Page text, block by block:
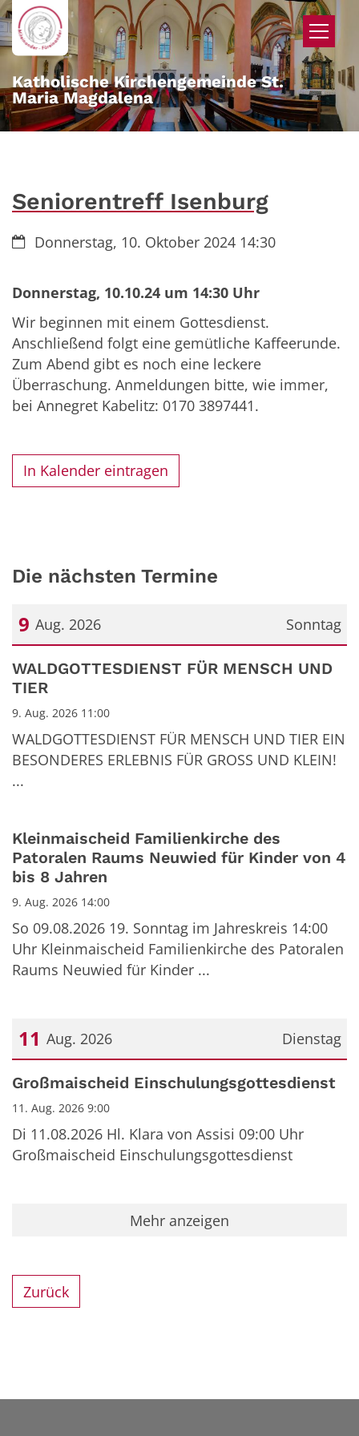
Zum Inhalt springen
Katholische Kirchengemeinde St.
Maria Magdalena
Seniorentreff Isenburg
Datum:Donnerstag, 10. Oktober 2024 14:30
Donnerstag, 10.10.24 um 14:30 Uhr
Wir beginnen mit einem Gottesdienst.
Anschließend folgt eine gemütliche Kaffeerunde.
Zum Abend gibt es noch eine leckere
Überraschung. Anmeldungen bitte, wie immer,
bei Annegret Kabelitz: 0170 3897441.
In Kalender eintragen
Die nächsten Termine
Sonntag
9 Aug. 2026
Datum: 9. August 2026
WALDGOTTESDIENST FÜR MENSCH UND
TIER
9. Aug. 2026 11:00
WALDGOTTESDIENST FÜR MENSCH UND TIER EIN
BESONDERES ERLEBNIS FÜR GROSS UND KLEIN!
...
Kleinmaischeid Familienkirche des
Patoralen Raums Neuwied für Kinder von 4
bis 8 Jahren
9. Aug. 2026 14:00
So 09.08.2026 19. Sonntag im Jahreskreis 14:00
Uhr Kleinmaischeid Familienkirche des Patoralen
Raums Neuwied für Kinder ...
Dienstag
11 Aug. 2026
Datum: 11. August 2026
Großmaischeid Einschulungsgottesdienst
11. Aug. 2026 9:00
Di 11.08.2026 Hl. Klara von Assisi 09:00 Uhr
Großmaischeid Einschulungsgottesdienst
Mehr anzeigen
Zurück